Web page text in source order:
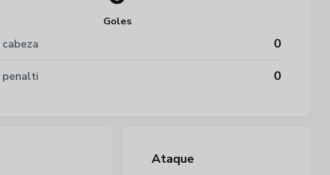
Goles
0
penalti 0
Ataque